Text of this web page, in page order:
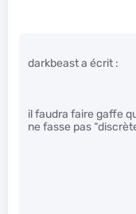
darkbeast a écrit :
il faudra faire gaffe
ne fasse pas